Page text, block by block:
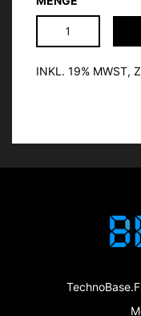
INKL. 19% MWST,